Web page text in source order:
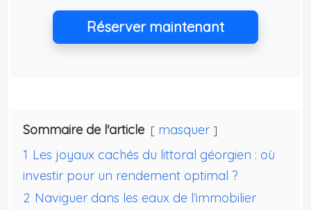
Réserver maintenant
Sommaire de l'article
masquer
1 Les joyaux cachés du littoral géorgien : où
investir pour un rendement optimal ?
2 Naviguer dans les eaux de l’immobilier